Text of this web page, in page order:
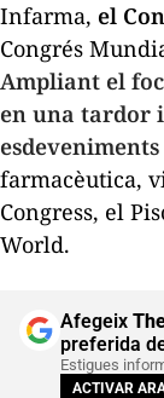
Infarma, el
Congrés
Ampliant el
en una tardor
farmacèutica,
Congress, el
World.
Afegeix
preferida
Estigues
ACTIVAR